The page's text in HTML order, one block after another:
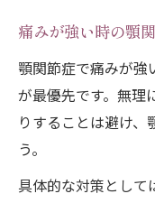
痛みが強い時の顎
顎関節症で痛みが強
が最優先です。無理
りすることは避け、
う。
具体的な対策として